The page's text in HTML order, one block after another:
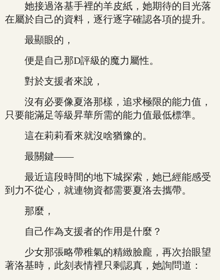
她接過洛基手裡的羊皮紙，她期待的目光落
在屬於自己的資料，逐行逐字確認各項的提升。
最顯眼的，
便是自己那D評級的魔力屬性。
對於支援者來說，
沒有必要像夏洛那樣，追求極限的能力值，
只要能滿足等級昇華所需的能力值最低標準。
這在莉莉看來就沒啥猶豫的。
最關鍵——
最近這段時間的地下城探索，她已經能感受
到力不從心，就連物資都需要夏洛去攜帶。
那麼，
自己作為支援者的作用是什麼？
少女那張略帶稚氣的精緻臉龐，再次抬眼望
著洛基時，此刻表情裡只剩認真，她詢問道：